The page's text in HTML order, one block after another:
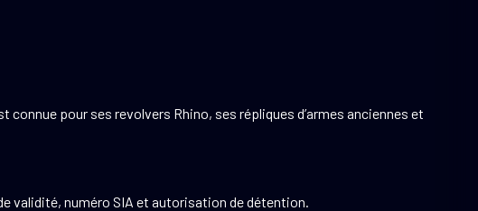
pour ses revolvers Rhino, ses répliques d’armes anciennes et
validité, numéro SIA et autorisation de détention.